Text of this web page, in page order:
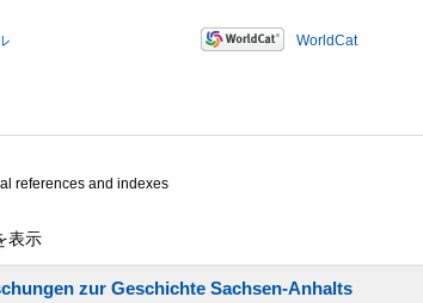
WorldCat
references and indexes
表示
zur Geschichte Sachsen-Anhalts